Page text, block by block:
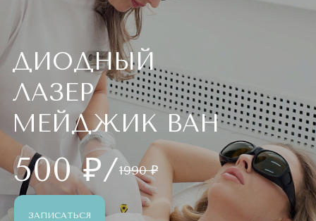
ДИОДНЫЙ
ЛАЗЕР
МЕЙДЖИК ВАН
500 ₽/1990 ₽
ЗАПИСАТЬСЯ